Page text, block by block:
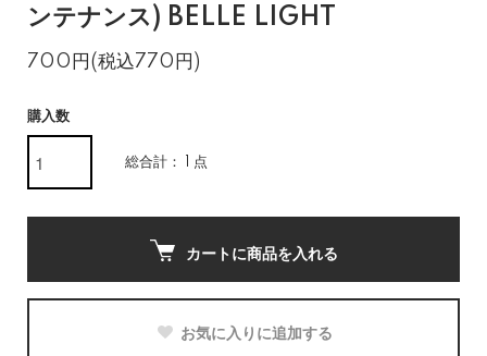
ンテナンス) BELLE LIGHT
700円(税込770円)
購入数
総合計： 1 点
カートに商品を入れる
お気に入りに追加する